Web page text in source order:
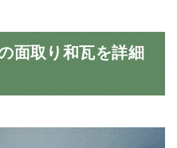
面取り和瓦を詳細